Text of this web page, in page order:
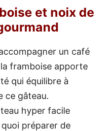
et noix de
un café
framboise apporte
qui équilibre à
ce gâteau.
hyper facile
quoi préparer de